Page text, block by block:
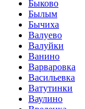
Быково
Былым
Бычиха
Валуево
Валуйки
Ванино
Варваровка
Васильевка
Ватутинки
Ваулино